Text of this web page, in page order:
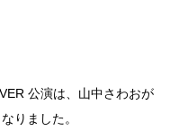
公演は、山中さわおが
りました。